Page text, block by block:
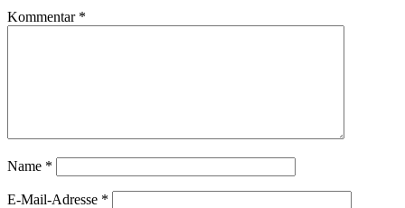
Kommentar *
Name *
E-Mail-Adresse *